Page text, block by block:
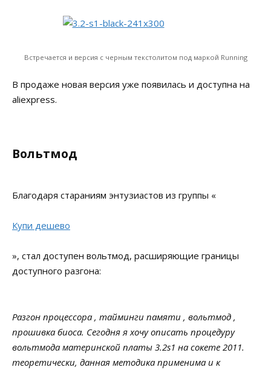
Встречается и версия с черным текстолитом под маркой Running
В продаже новая версия уже появилась и доступна на
aliexpress.
Вольтмод
Благодаря стараниям энтузиастов из группы «
Купи дешево
», стал доступен вольтмод, расширяющие границы
доступного разгона:
Разгон процессора , тайминги памяти , вольтмод ,
прошивка биоса. Сегодня я хочу описать процедуру
вольтмода материнской платы 3.2s1 на сокете 2011.
теоретически, данная методика применима и к